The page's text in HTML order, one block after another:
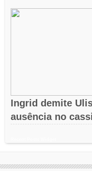
Ingrid demite
ausência no